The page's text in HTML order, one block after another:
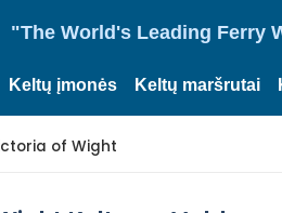
"The World's Leading Ferry
Keltų įmonės Keltų maršrutai
of Wight